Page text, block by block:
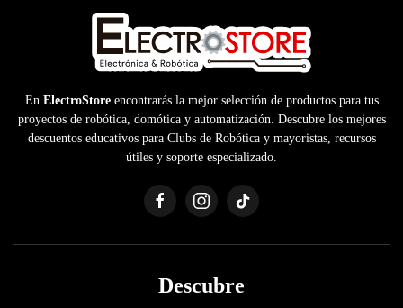
EnElectroStoreencontrarás la mejor selección de productos para tus
proyectos de robótica, domótica y automatización. Descubre los mejores
descuentos educativos para Clubs de Robótica y mayoristas, recursos
útiles y soporte especializado.
Descubre